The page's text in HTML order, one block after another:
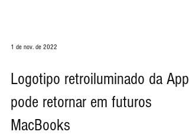
1 de nov. de 2022
Logotipo retroiluminado da Apple